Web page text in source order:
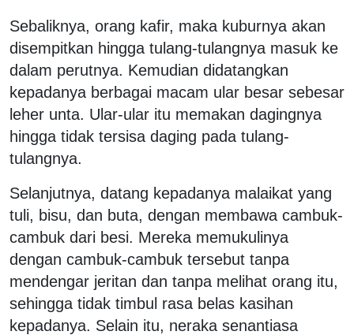
Sebaliknya, orang kafir, maka kuburnya akan
disempitkan hingga tulang-tulangnya masuk ke
dalam perutnya. Kemudian didatangkan
kepadanya berbagai macam ular besar sebesar
leher unta. Ular-ular itu memakan dagingnya
hingga tidak tersisa daging pada tulang-
tulangnya.
Selanjutnya, datang kepadanya malaikat yang
tuli, bisu, dan buta, dengan membawa cambuk-
cambuk dari besi. Mereka memukulinya
dengan cambuk-cambuk tersebut tanpa
mendengar jeritan dan tanpa melihat orang itu,
sehingga tidak timbul rasa belas kasihan
kepadanya. Selain itu, neraka senantiasa